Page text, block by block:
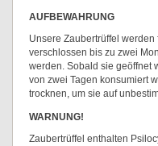
AUFBEWAHRUNG
Unsere Zaubertrüffel
verschlossen bis zu zwei
werden. Sobald sie geöffnet
von zwei Tagen konsumiert
trocknen, um sie auf
WARNUNG!
Zaubertrüffel enthalten